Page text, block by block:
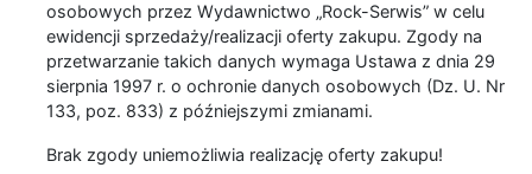
osobowych przez Wydawnictwo „Rock-Serwis” w celu
ewidencji sprzedaży/realizacji oferty zakupu. Zgody na
przetwarzanie takich danych wymaga Ustawa z dnia 29
sierpnia 1997 r. o ochronie danych osobowych (Dz. U. Nr
133, poz. 833) z późniejszymi zmianami.
Brak zgody uniemożliwia realizację oferty zakupu!